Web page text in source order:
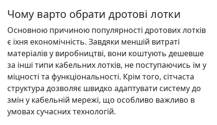
Чому варто обрати дротові лотки
Основною причиною популярності дротових лотків
є їхня економічність. Завдяки меншій витраті
матеріалів у виробництві, вони коштують дешевше
за інші типи кабельних лотків, не поступаючись їм у
міцності та функціональності. Крім того, сітчаста
структура дозволяє швидко адаптувати систему до
змін у кабельній мережі, що особливо важливо в
умовах сучасних технологій.